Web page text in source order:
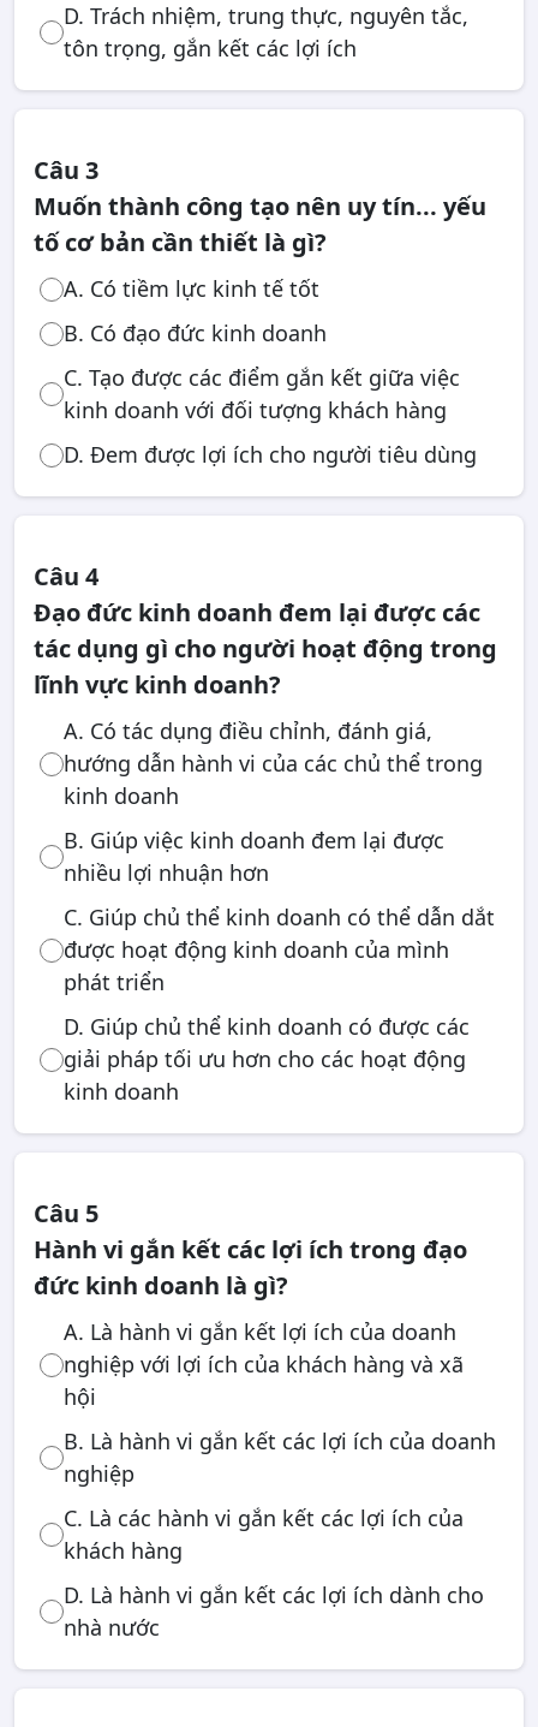
D. Trách nhiệm, trung thực, nguyên tắc,
tôn trọng, gắn kết các lợi ích
Câu 3
Muốn thành công tạo nên uy tín... yếu
tố cơ bản cần thiết là gì?
A. Có tiềm lực kinh tế tốt
B. Có đạo đức kinh doanh
C. Tạo được các điểm gắn kết giữa việc
kinh doanh với đối tượng khách hàng
D. Đem được lợi ích cho người tiêu dùng
Câu 4
Đạo đức kinh doanh đem lại được các
tác dụng gì cho người hoạt động trong
lĩnh vực kinh doanh?
A. Có tác dụng điều chỉnh, đánh giá,
hướng dẫn hành vi của các chủ thể trong
kinh doanh
B. Giúp việc kinh doanh đem lại được
nhiều lợi nhuận hơn
C. Giúp chủ thể kinh doanh có thể dẫn dắt
được hoạt động kinh doanh của mình
phát triển
D. Giúp chủ thể kinh doanh có được các
giải pháp tối ưu hơn cho các hoạt động
kinh doanh
Câu 5
Hành vi gắn kết các lợi ích trong đạo
đức kinh doanh là gì?
A. Là hành vi gắn kết lợi ích của doanh
nghiệp với lợi ích của khách hàng và xã
hội
B. Là hành vi gắn kết các lợi ích của doanh
nghiệp
C. Là các hành vi gắn kết các lợi ích của
khách hàng
D. Là hành vi gắn kết các lợi ích dành cho
nhà nước